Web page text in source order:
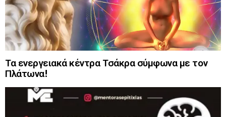
Τα ενεργειακά κέντρα Τσάκρα σύμφωνα με τον
Πλάτωνα!